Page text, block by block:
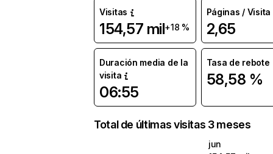
Visitas
154,57 mil+18 %
Páginas / Visita
2,65
Duración media de la
visita
06:55
Tasa de rebote
58,58 %
Total de últimas visitas 3 meses
jun